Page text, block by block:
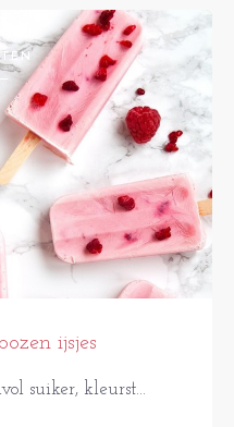
ijsjes
suiker, kleurst...